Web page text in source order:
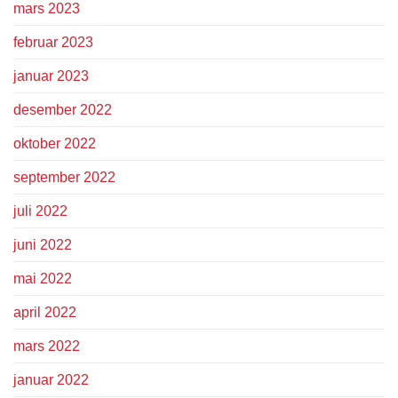
mars 2023
februar 2023
januar 2023
desember 2022
oktober 2022
september 2022
juli 2022
juni 2022
mai 2022
april 2022
mars 2022
januar 2022